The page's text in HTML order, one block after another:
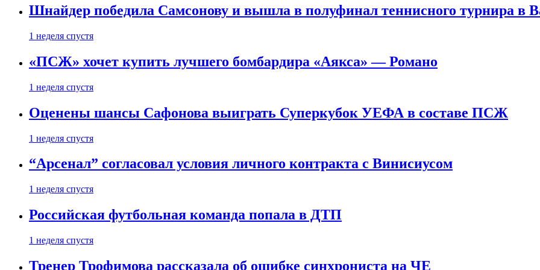
Шнайдер победила Самсонову и вышла в полуфинал теннисного турнира в
1 неделя спустя
«ПСЖ» хочет купить лучшего бомбардира «Аякса» — Романо
1 неделя спустя
Оценены шансы Сафонова выиграть Суперкубок УЕФА в составе ПСЖ
1 неделя спустя
“Арсенал” согласовал условия личного контракта с Винисиусом
1 неделя спустя
Российская футбольная команда попала в ДТП
1 неделя спустя
Тренер Трофимова рассказала об ошибке синхрониста на ЧЕ